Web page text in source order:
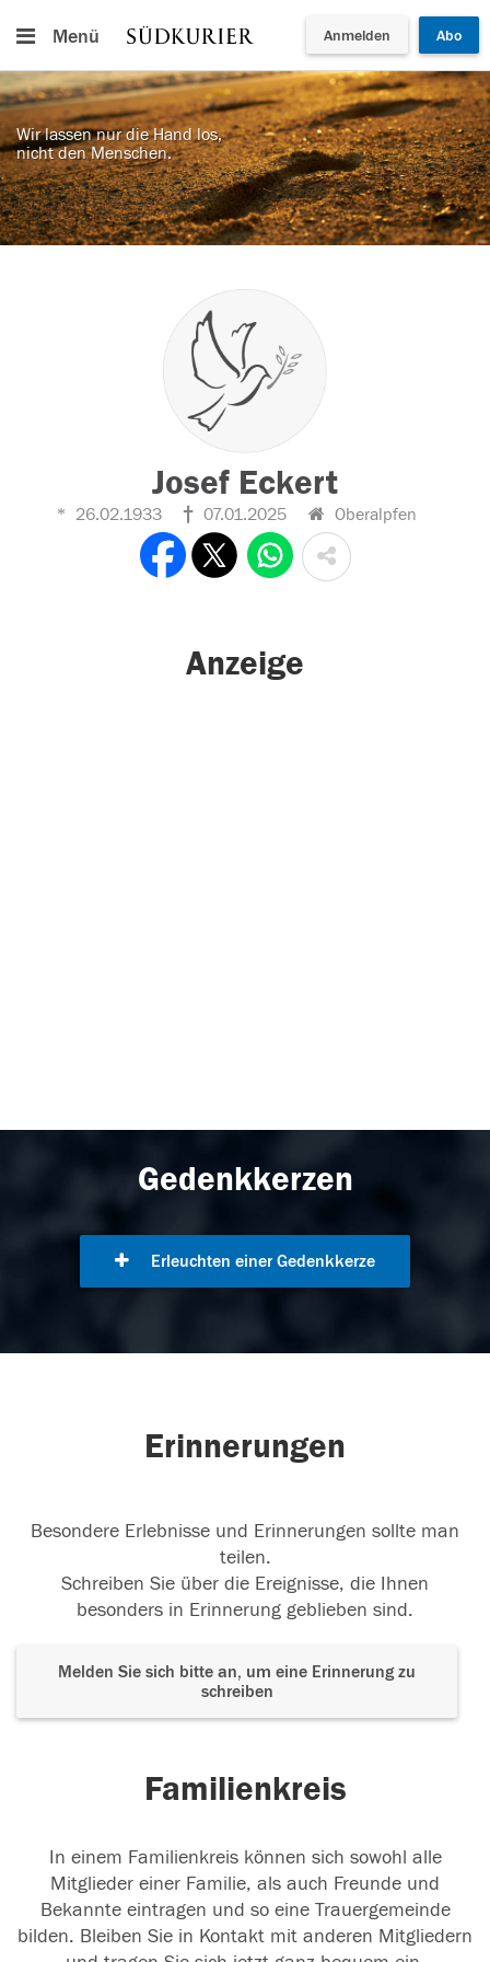
Menü Anmelden Abo
Wir lassen nur die Hand los,
nicht den Menschen.
Josef Eckert
26.02.1933 07.01.2025 Oberalpfen
Anzeige
Gedenkkerzen
Erleuchten einer Gedenkkerze
Erinnerungen
Besondere Erlebnisse und Erinnerungen sollte man
teilen.
Schreiben Sie über die Ereignisse, die Ihnen
besonders in Erinnerung geblieben sind.
Melden Sie sich bitte an, um eine Erinnerung zu
schreiben
Familienkreis
In einem Familienkreis können sich sowohl alle
Mitglieder einer Familie, als auch Freunde und
Bekannte eintragen und so eine Trauergemeinde
bilden. Bleiben Sie in Kontakt mit anderen Mitgliedern